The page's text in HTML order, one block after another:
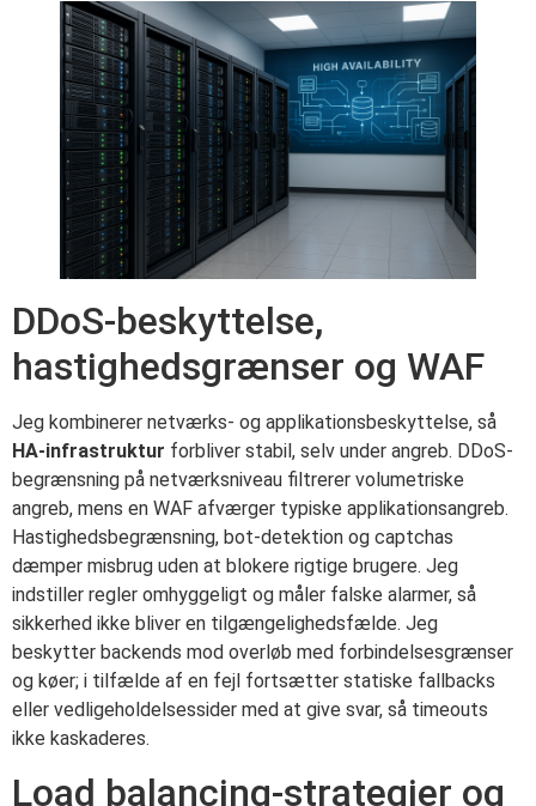
DDoS-beskyttelse,
hastighedsgrænser og WAF
Jeg kombinerer netværks- og applikationsbeskyttelse, så
HA-infrastruktur forbliver stabil, selv under angreb. DDoS-
begrænsning på netværksniveau filtrerer volumetriske
angreb, mens en WAF afværger typiske applikationsangreb.
Hastighedsbegrænsning, bot-detektion og captchas
dæmper misbrug uden at blokere rigtige brugere. Jeg
indstiller regler omhyggeligt og måler falske alarmer, så
sikkerhed ikke bliver en tilgængelighedsfælde. Jeg
beskytter backends mod overløb med forbindelsesgrænser
og køer; i tilfælde af en fejl fortsætter statiske fallbacks
eller vedligeholdelsessider med at give svar, så timeouts
ikke kaskaderes.
Load balancing-strategier og